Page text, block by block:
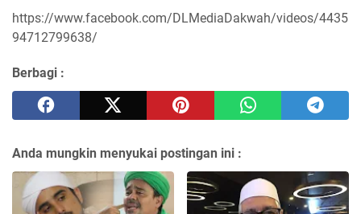
https://www.facebook.com/DLMediaDakwah/videos/4435
94712799638/
Berbagi :
Anda mungkin menyukai postingan ini :